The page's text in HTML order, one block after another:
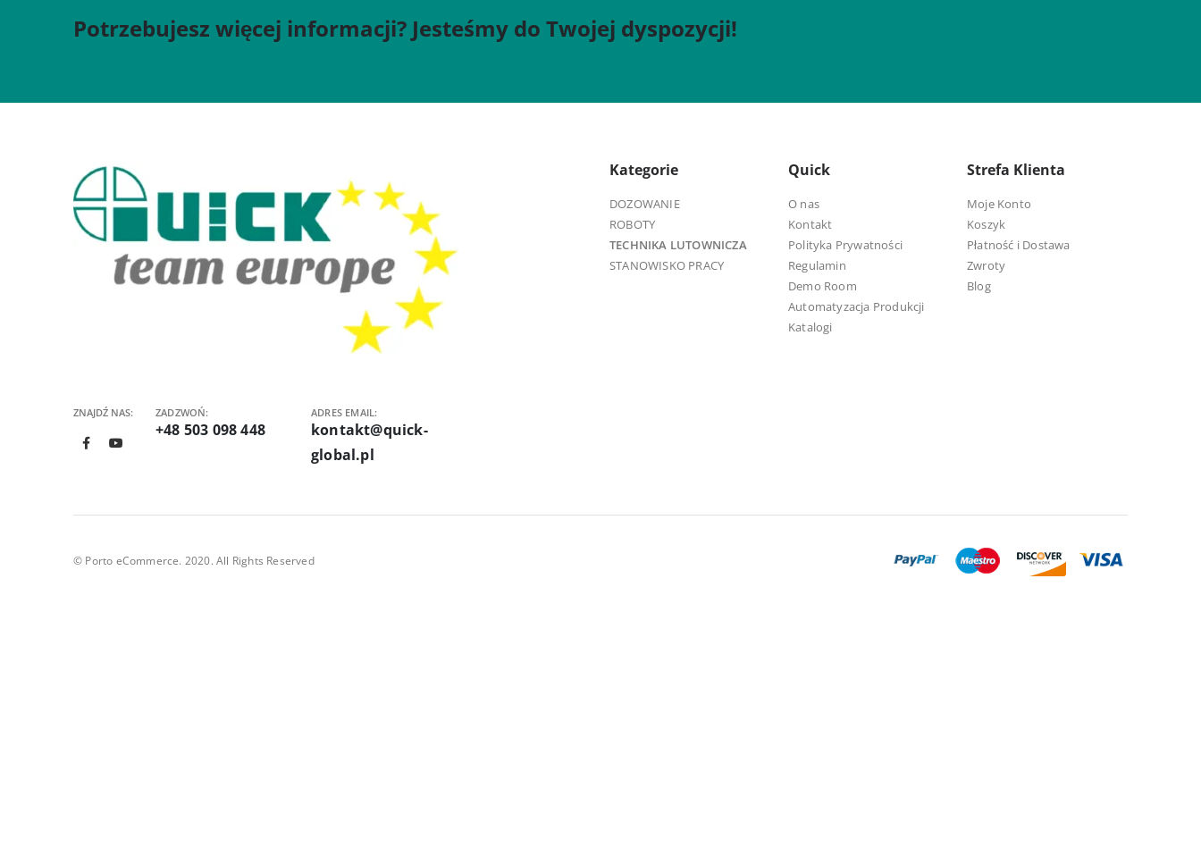
Potrzebujesz więcej informacji? Jesteśmy do Twojej dyspozycji!
ZNAJDŹ NAS: ZADZWOŃ:
+48 503 098 448
ADRES EMAIL:
kontakt@quick-
global.pl
Kategorie
DOZOWANIE
ROBOTY
TECHNIKA LUTOWNICZA
STANOWISKO PRACY
Quick
O nas
Kontakt
Polityka Prywatności
Regulamin
Demo Room
Automatyzacja Produkcji
Katalogi
Strefa Klienta
Moje Konto
Koszyk
Płatność i Dostawa
Zwroty
Blog
© Porto eCommerce. 2020. All Rights Reserved